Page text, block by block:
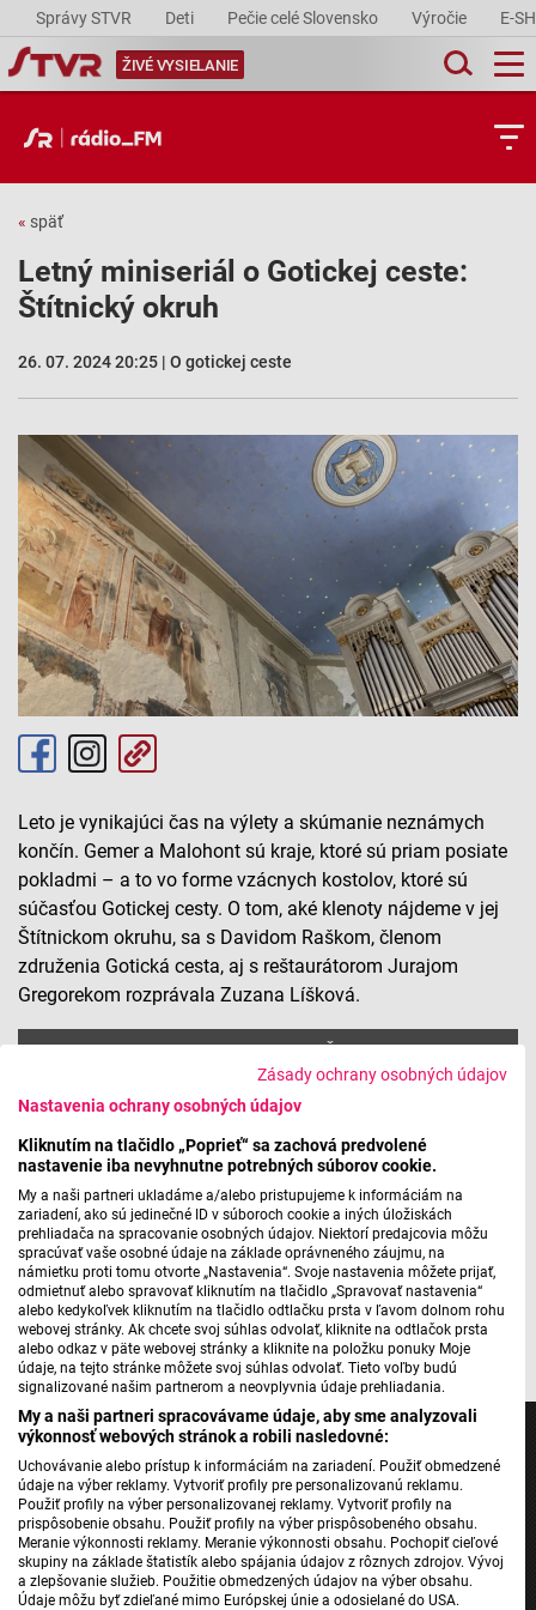
Zásady ochrany osobných údajov
Nastavenia ochrany osobných údajov
Kliknutím na tlačidlo „Poprieť“ sa zachová predvolené
nastavenie iba nevyhnutne potrebných súborov cookie.
My a naši partneri ukladáme a/alebo pristupujeme k informáciám na
zariadení, ako sú jedinečné ID v súboroch cookie a iných úložiskách
prehliadača na spracovanie osobných údajov. Niektorí predajcovia môžu
spracúvať vaše osobné údaje na základe oprávneného záujmu, na
námietku proti tomu otvorte „Nastavenia“. Svoje nastavenia môžete prijať,
odmietnuť alebo spravovať kliknutím na tlačidlo „Spravovať nastavenia“
alebo kedykoľvek kliknutím na tlačidlo odtlačku prsta v ľavom dolnom rohu
webovej stránky. Ak chcete svoj súhlas odvolať, kliknite na odtlačok prsta
alebo odkaz v päte webovej stránky a kliknite na položku ponuky Moje
údaje, na tejto stránke môžete svoj súhlas odvolať. Tieto voľby budú
signalizované našim partnerom a neovplyvnia údaje prehliadania.
My a naši partneri spracovávame údaje, aby sme analyzovali
výkonnosť webových stránok a robili nasledovné:
Uchovávanie alebo prístup k informáciám na zariadení. Použiť obmedzené
údaje na výber reklamy. Vytvoriť profily pre personalizovanú reklamu.
Použiť profily na výber personalizovanej reklamy. Vytvoriť profily na
prispôsobenie obsahu. Použiť profily na výber prispôsobeného obsahu.
Meranie výkonnosti reklamy. Meranie výkonnosti obsahu. Pochopiť cieľové
skupiny na základe štatistík alebo spájania údajov z rôznych zdrojov. Vývoj
a zlepšovanie služieb. Použitie obmedzených údajov na výber obsahu.
Údaje môžu byť zdieľané mimo Európskej únie a odosielané do USA.
Správy STVR Deti Pečie celé Slovensko Výročie E-
ŽIVÉ VYSIELANIE
« späť
Letný miniseriál o Gotickej ceste:
Štítnický okruh
26. 07. 2024 20:25 | O gotickej ceste
Leto je vynikajúci čas na výlety a skúmanie neznámych
končín. Gemer a Malohont sú kraje, ktoré sú priam posiate
pokladmi – a to vo forme vzácnych kostolov, ktoré sú
súčasťou Gotickej cesty. O tom, aké klenoty nájdeme v jej
Štítnickom okruhu, sa s Davidom Raškom, členom
združenia Gotická cesta, aj s reštaurátorom Jurajom
Gregorekom rozprávala Zuzana Líšková.
Máte problém s prehrávaním?Nahláste nám chybuv prehrávači.
Kostoly Gotickej cesty je možné navštíviť a vidieť po
predchádzajúcom telefonickom dohovore. Niektoré sú už
otvorené počas celej letnej sezóny. Informácie a kontakty
nájdete nastránke združenia.
Pripravila: Zuzana Líšková
Jednotka
Dvojka
24